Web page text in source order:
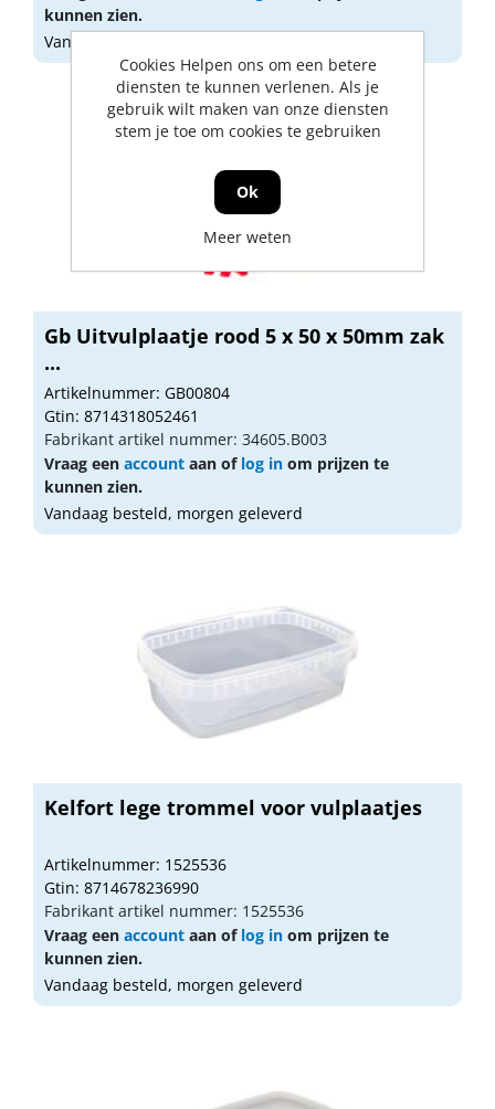
kunnen zien.
Vandaag besteld, morgen geleverd
Gb Uitvulplaatje rood 5 x 50 x 50mm zak
...
Artikelnummer: GB00804
Gtin: 8714318052461
Fabrikant artikel nummer: 34605.B003
Vraag een account aan of log in om prijzen te
kunnen zien.
Vandaag besteld, morgen geleverd
Kelfort lege trommel voor vulplaatjes
Artikelnummer: 1525536
Gtin: 8714678236990
Fabrikant artikel nummer: 1525536
Vraag een account aan of log in om prijzen te
kunnen zien.
Vandaag besteld, morgen geleverd
Cookies Helpen ons om een betere
diensten te kunnen verlenen. Als je
gebruik wilt maken van onze diensten
stem je toe om cookies te gebruiken
Ok
Meer weten